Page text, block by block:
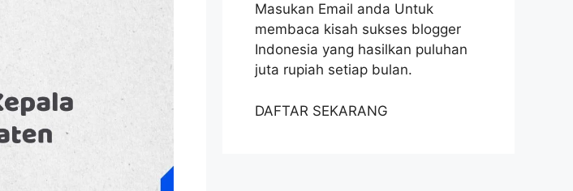
Masukan Email anda Untuk
membaca kisah sukses blogger
Indonesia yang hasilkan puluhan
juta rupiah setiap bulan.
DAFTAR SEKARANG